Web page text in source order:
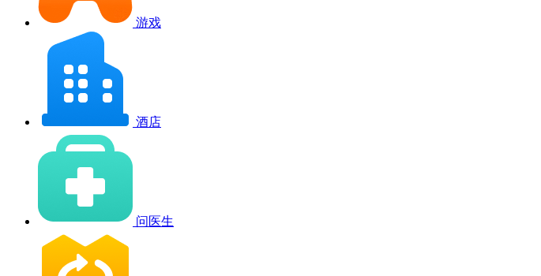
游戏
酒店
问医生